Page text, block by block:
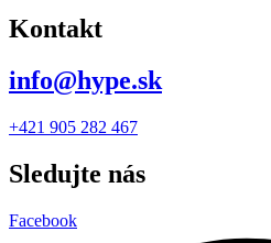
Kontakt
info@hype.sk
+421 905 282 467
Sledujte nás
Facebook